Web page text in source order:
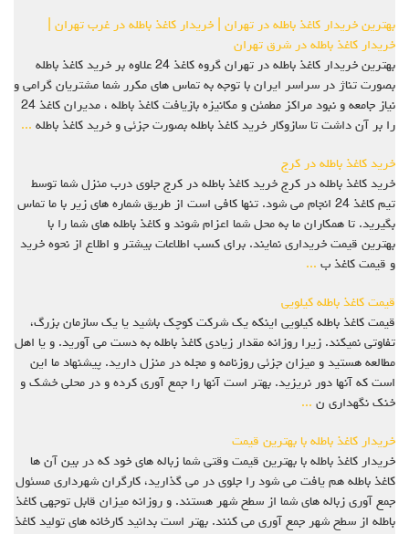
بهترین خریدار کاغذ باطله در تهران | خریدار کاغذ باطله در غرب تهران |
خریدار کاغذ باطله در شرق تهران
بهترین خریدار کاغذ باطله در تهران گروه کاغذ 24 علاوه بر خرید کاغذ باطله
بصورت تناژ در سراسر ایران با توجه به تماس های مکرر شما مشتریان گرامی و
نیاز جامعه و نبود مراکز مطمئن و مکانیزه بازیافت کاغذ باطله ، مدیران کاغذ 24
را بر آن داشت تا سازوکار خرید کاغذ باطله بصورت جزئی و خرید کاغذ باطله ...
خرید کاغذ باطله در کرج
خرید کاغذ باطله در کرج خرید کاغذ باطله در کرج جلوی درب منزل شما توسط
تیم کاغذ 24 انجام می شود. تنها کافی است از طریق شماره های زیر با ما تماس
بگیرید. تا همکاران ما به محل شما اعزام شوند و کاغذ باطله های شما را با
بهترین قیمت خریداری نمایند. برای کسب اطلاعات بیشتر و اطلاع از نحوه خرید
و قیمت کاغذ ب ...
قیمت کاغذ باطله کیلویی
قیمت کاغذ باطله کیلویی اینکه یک شرکت کوچک باشید یا یک سازمان بزرگ،
تفاوتی نمیکند. زیرا روزانه مقدار زیادی کاغذ باطله به دست می آورید. و یا اهل
مطالعه هستید و میزان جزئی روزنامه و مجله در منزل دارید. پیشنهاد ما این
است که آنها دور نریزید. بهتر است آنها را جمع آوری کرده و در محلی خشک و
خنک نگهداری ن ...
خریدار کاغذ باطله با بهترین قیمت
خریدار کاغذ باطله با بهترین قیمت وقتی شما زباله های خود که در بین آن ها
کاغذ باطله هم یافت می شود را جلوی در می گذارید، کارگران شهرداری مسئول
جمع آوری زباله های شما از سطح شهر هستند. و روزانه میزان قابل توجهی کاغذ
باطله از سطح شهر جمع آوری می کنند. بهتر است بدانید کارخانه های تولید کاغذ